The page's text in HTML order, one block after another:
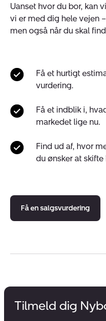
Uanset hvor du bor, kan
vi er med dig hele vejen
men også når du skal
Få et hurtigt
vurdering.
Få et indblik i,
markedet lige nu.
Find ud af, hvor
du ønsker at skifte
Få en salgsvurdering
Tilmeld dig